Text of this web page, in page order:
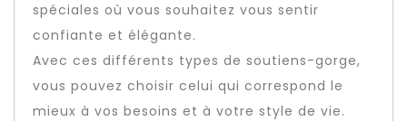
spéciales où vous souhaitez vous sentir
confiante et élégante.
Avec ces différents types de soutiens-gorge,
vous pouvez choisir celui qui correspond le
mieux à vos besoins et à votre style de vie.